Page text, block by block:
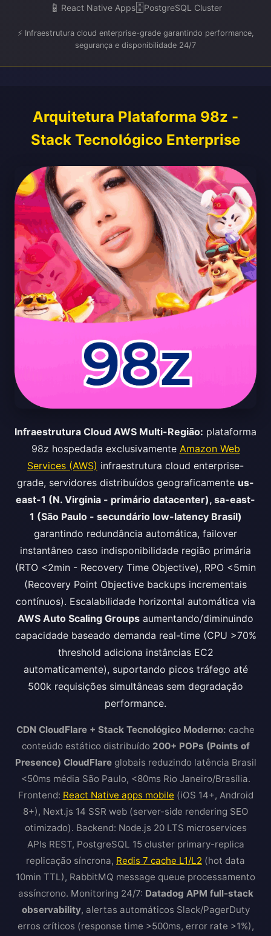
📱 React Native Apps🗄️PostgreSQL Cluster
⚡ Infraestrutura cloud enterprise-grade garantindo performance,
segurança e disponibilidade 24/7
Arquitetura Plataforma 98z -
Stack Tecnológico Enterprise
Infraestrutura Cloud AWS Multi-Região: plataforma
98z hospedada exclusivamente Amazon Web
Services (AWS) infraestrutura cloud enterprise-
grade, servidores distribuídos geograficamente us-
east-1 (N. Virginia - primário datacenter), sa-east-
1 (São Paulo - secundário low-latency Brasil)
garantindo redundância automática, failover
instantâneo caso indisponibilidade região primária
(RTO <2min - Recovery Time Objective), RPO <5min
(Recovery Point Objective backups incrementais
contínuos). Escalabilidade horizontal automática via
AWS Auto Scaling Groups aumentando/diminuindo
capacidade baseado demanda real-time (CPU >70%
threshold adiciona instâncias EC2
automaticamente), suportando picos tráfego até
500k requisições simultâneas sem degradação
performance.
CDN CloudFlare + Stack Tecnológico Moderno: cache
conteúdo estático distribuído 200+ POPs (Points of
Presence) CloudFlareglobais reduzindo latência Brasil
<50ms média São Paulo, <80ms Rio Janeiro/Brasília.
Frontend: React Native apps mobile (iOS 14+, Android
8+), Next.js 14 SSR web (server-side rendering SEO
otimizado). Backend: Node.js 20 LTS microservices
APIs REST, PostgreSQL 15 cluster primary-replica
replicação síncrona, Redis 7 cache L1/L2 (hot data
10min TTL), RabbitMQ message queue processamento
assíncrono. Monitoring 24/7: Datadog APM full-stack
observability, alertas automáticos Slack/PagerDuty
erros críticos (response time >500ms, error rate >1%),